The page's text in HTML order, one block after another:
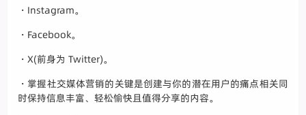
・Instagram。
・Facebook。
・X(前身为 Twitter)。
・掌握社交媒体营销的关键是创建与你的潜在用户的痛点相关同
时保持信息丰富、轻松愉快且值得分享的内容。